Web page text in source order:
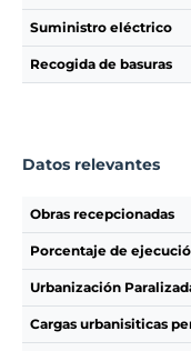
Suministro eléctrico
Recogida de basuras
Datos relevantes
Obras recepcionadas
Porcentaje de
Urbanización
Cargas urbanisiticas